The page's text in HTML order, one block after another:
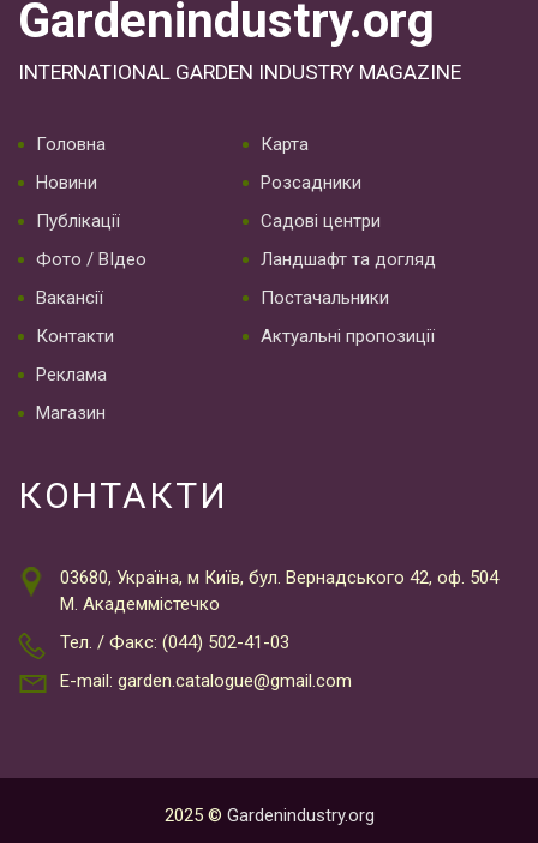
Gardenindustry.org
INTERNATIONAL GARDEN INDUSTRY MAGAZINE
Головна
Новини
Публікації
Фото / ВІдео
Вакансії
Контакти
Реклама
Магазин
Карта
Розсадники
Садові центри
Ландшафт та догляд
Постачальники
Актуальні пропозиції
КОНТАКТИ
03680, Україна, м Київ, бул. Вернадського 42, оф. 504
М. Академмістечко
Тел. / Факс: (044) 502-41-03
E-mail: garden.catalogue@gmail.com
2025 © Gardenindustry.org